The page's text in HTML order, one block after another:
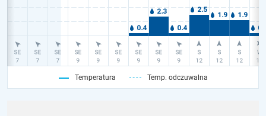
Temperatura Temp. odczuwalna